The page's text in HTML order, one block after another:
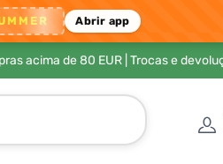
Abrir app
acima de 80 EUR| Trocas e